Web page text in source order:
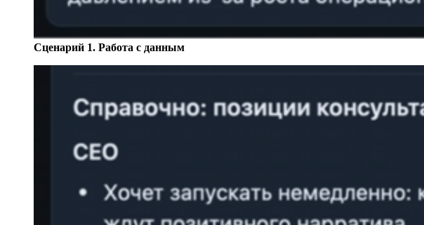
Сценарий 1. Работа с данным